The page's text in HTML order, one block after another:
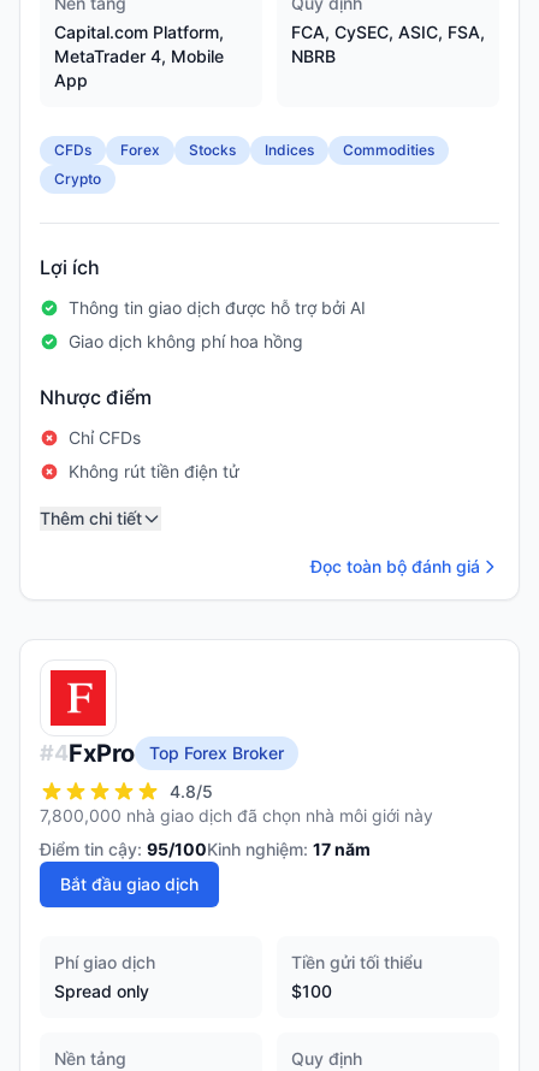
Capital.com Platform,
MetaTrader 4, Mobile
App
FCA, CySEC, ASIC, FSA,
NBRB
CFDs Forex Stocks Indices
Commodities
Crypto
Lợi ích
Thông tin giao dịch được hỗ trợ bởi AI
Giao dịch không phí hoa hồng
Nhược điểm
Chỉ CFDs
Không rút tiền điện tử
Thêm chi tiết
Đọc toàn bộ đánh giá
#4FxPro
Top Forex Broker
4.8/5
7,800,000 nhà giao dịch đã chọn nhà môi giới này
Điểm tin cậy: 95/100Kinh nghiệm: 17năm
Bắt đầu giao dịch
Phí giao dịch
Spread only
Tiền gửi tối thiểu
$100
Nền tảng
Quy định